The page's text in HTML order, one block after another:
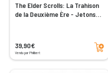
The Elder Scrolls: La Trahison
de la Deuxième Ère - Jetons
39,90€
Vendu par Philibert
Ajouter au panier